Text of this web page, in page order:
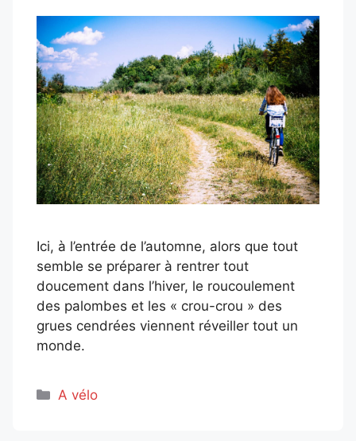
Ici, à l’entrée de l’automne, alors que tout
semble se préparer à rentrer tout
doucement dans l’hiver, le roucoulement
des palombes et les « crou-crou » des
grues cendrées viennent réveiller tout un
monde.
Catégories
A vélo